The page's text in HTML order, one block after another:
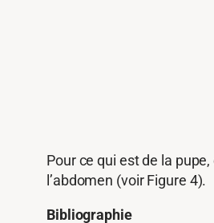
Pour ce qui est de la
l’abdomen (voir Figure 4).
Bibliographie